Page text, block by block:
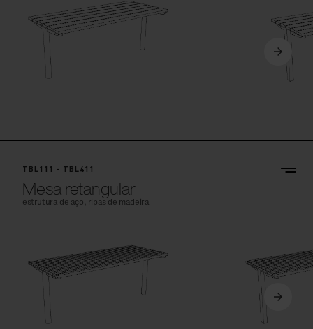
TBL111 - TBL411
Mesa retangular
estrutura de aço, ripas de madeira